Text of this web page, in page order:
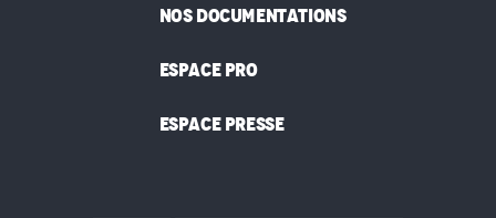
NOS DOCUMENTATIONS
ESPACE PRO
ESPACE PRESSE